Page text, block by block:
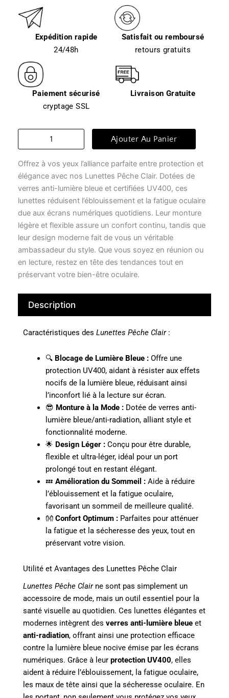
Expédition rapide
24/48h
Satisfait ou remboursé
retours gratuits
Paiement sécurisé
cryptage SSL
Livraison Gratuite
quantité
de
vue
transparente
lunettes
pêche
clair
Ajouter Au Panier
Offrez à vos yeux l’alliance parfaite entre protection et
élégance avec nos Lunettes Pêche Clair. Dotées de
verres anti-lumière bleue et certifiées UV400, ces
lunettes réduisent l’éblouissement et la fatigue oculaire
due aux écrans numériques quotidiens. Leur monture
légère et flexible assure un confort continu, tandis que
leur design moderne fait de vous un véritable
ambassadeur du style. Que vous soyez en réunion ou
en lecture, restez en tête des tendances tout en
préservant votre bien-être oculaire.
Description
Caractéristiques des Lunettes Pêche Clair:
🔍 Blocage de Lumière Bleue :Offre une
protection UV400, aidant à résister aux effets
nocifs de la lumière bleue, réduisant ainsi
l’inconfort lié à la lecture sur écran.
😎 Monture à la Mode :Dotée de verres anti-
lumière bleue/anti-radiation, alliant style et
fonctionnalité moderne.
🌟 Design Léger :Conçu pour être durable,
flexible et ultra-léger, idéal pour un port
prolongé tout en restant élégant.
💤 Amélioration du Sommeil :Aide à réduire
l’éblouissement et la fatigue oculaire,
favorisant un sommeil de meilleure qualité.
👐 Confort Optimum :Parfaites pour atténuer
la fatigue et la sécheresse des yeux, tout en
préservant votre vision.
Utilité et Avantages des Lunettes Pêche Clair
Lunettes Pêche Clairne sont pas simplement un
accessoire de mode, mais un outil essentiel pour la
santé visuelle au quotidien. Ces lunettes élégantes et
modernes intègrent des verres anti-lumière bleue et
anti-radiation, offrant ainsi une protection efficace
contre la lumière bleue nocive émise par les écrans
numériques. Grâce à leur protection UV400, elles
aident à réduire l’éblouissement, la fatigue oculaire,
les maux de tête ainsi que la sécheresse oculaire. En